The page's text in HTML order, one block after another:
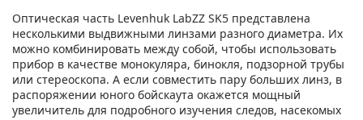
Оптическая часть Levenhuk LabZZ SK5 представлена
несколькими выдвижными линзами разного диаметра. Их
можно комбинировать между собой, чтобы использовать
прибор в качестве монокуляра, бинокля, подзорной трубы
или стереоскопа. А если совместить пару больших линз, в
распоряжении юного бойскаута окажется мощный
увеличитель для подробного изучения следов, насекомых